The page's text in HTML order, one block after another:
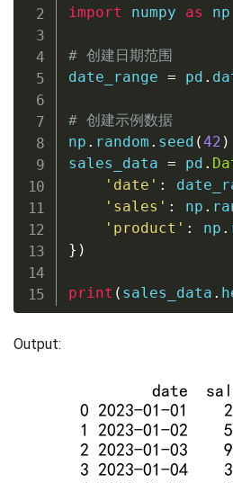
import numpy as np
# 创建日期范围
date_range = pd .
# 创建示例数据
np . random . seed (42 )
sales_data = pd .
'date' :
'sales' : np .
'product' : np .
} )
print ( sales_data .
Output: